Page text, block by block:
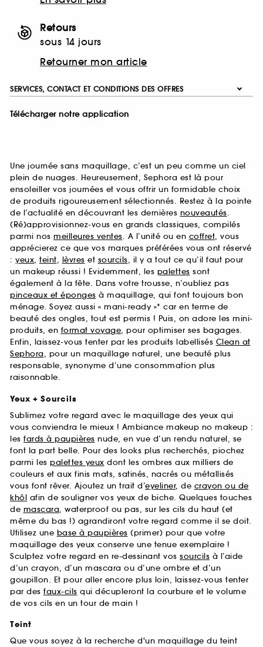
Retours
sous 14 jours
Retourner mon article
SERVICES, CONTACT ET CONDITIONS DES OFFRES
Télécharger notre application
Une journée sans maquillage, c’est un peu comme un ciel
plein de nuages. Heureusement, Sephora est là pour
ensoleiller vos journées et vous offrir un formidable choix
de produits rigoureusement sélectionnés. Restez à la pointe
de l’actualité en découvrant les dernières nouveautés.
(Ré)approvisionnez-vous en grands classiques, compilés
parmi nos meilleures ventes. A l’unité ou en coffret, vous
apprécierez ce que vos marques préférées vous ont réservé
: yeux, teint, lèvres et sourcils, il y a tout ce qu’il faut pour
un makeup réussi ! Evidemment, les palettes sont
également à la fête. Dans votre trousse, n’oubliez pas
pinceaux et éponges à maquillage, qui font toujours bon
ménage. Soyez aussi « mani-ready »* car en terme de
beauté des ongles, tout est permis ! Puis, on adore les mini-
produits, en format voyage, pour optimiser ses bagages.
Enfin, laissez-vous tenter par les produits labellisés Clean at
Sephora, pour un maquillage naturel, une beauté plus
responsable, synonyme d’une consommation plus
raisonnable.
Yeux + Sourcils
Sublimez votre regard avec le maquillage des yeux qui
vous conviendra le mieux ! Ambiance makeup no makeup :
les fards à paupières nude, en vue d’un rendu naturel, se
font la part belle. Pour des looks plus recherchés, piochez
parmi les palettes yeux dont les ombres aux milliers de
couleurs et aux finis mats, satinés, nacrés ou métallisés
vous font rêver. Ajoutez un trait d’eyeliner, de crayon ou de
khôl afin de souligner vos yeux de biche. Quelques touches
de mascara, waterproof ou pas, sur les cils du haut (et
même du bas !) agrandiront votre regard comme il se doit.
Utilisez une base à paupières (primer) pour que votre
maquillage des yeux conserve une tenue exemplaire !
Sculptez votre regard en re-dessinant vos sourcils à l’aide
d’un crayon, d’un mascara ou d’une ombre et d’un
goupillon. Et pour aller encore plus loin, laissez-vous tenter
par des faux-cils qui décupleront la courbure et le volume
de vos cils en un tour de main !
Teint
Que vous soyez à la recherche d'un maquillage du teint